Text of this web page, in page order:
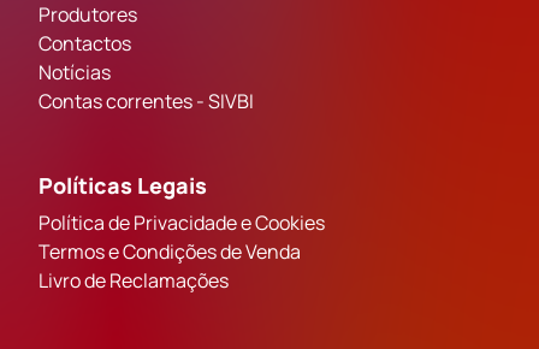
Produtores
Contactos
Notícias
Contas correntes - SIVBI
Políticas Legais
Política de Privacidade e Cookies
Termos e Condições de Venda
Livro de Reclamações